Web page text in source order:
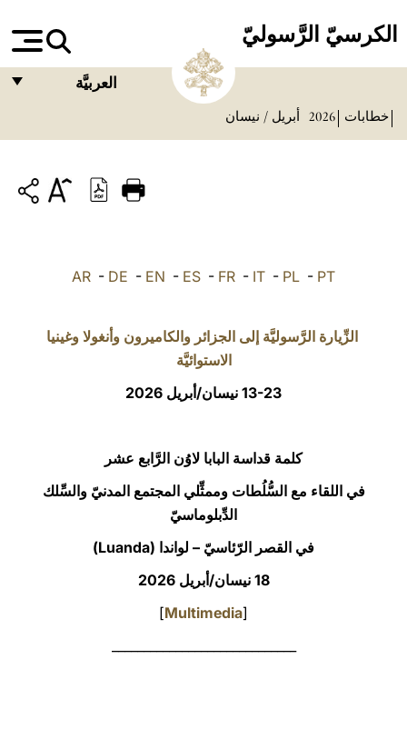
الكرسيّ الرَّسوليّ
العربيَّة
ITALIANO
POLSKI
خطابات 2026 أبريل / نيسان
AR - DE - EN - ES - FR - IT - PL - PT
الزِّيارة الرَّسوليَّة إلى الجزائر والكاميرون وأنغولا وغينيا
الاستوائيَّة
13-23 نيسان/أبريل 2026
كلمة قداسة البابا لاوُن الرَّابع عشر
في اللقاء مع السُّلُطات وممثِّلي المجتمع المدنيّ والسِّلك
الدِّبلوماسيّ
في القصر الرّئاسيّ – لواندا (Luanda)
18 نيسان/أبريل 2026
[
Multimedia
]